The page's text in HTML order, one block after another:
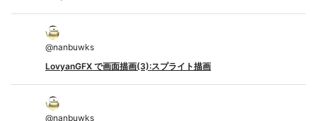
@nanbuwks
LovyanGFX で画面描画(3):スプライト描画
@nanbuwks